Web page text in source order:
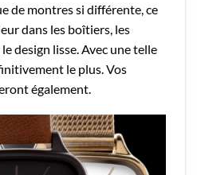
de montres si différente, ce
dans les boîtiers, les
design lisse. Avec une telle
le plus. Vos
également.